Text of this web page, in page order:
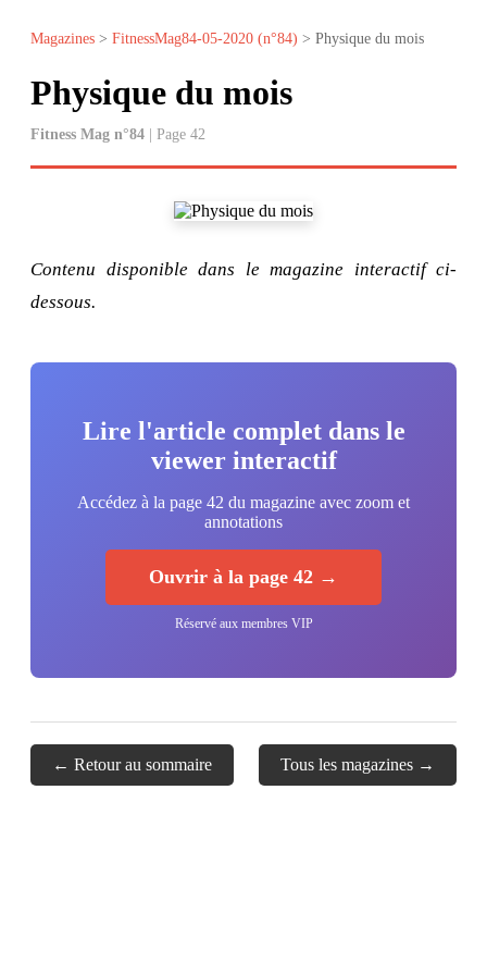
Magazines > FitnessMag84-05-2020 (n°84) > Physique du mois
Physique du mois
Fitness Mag n°84 | Page 42
Contenu disponible dans le magazine interactif ci-
dessous.
Lire l'article complet dans le
viewer interactif
Accédez à la page 42 du magazine avec zoom et
annotations
Ouvrir à la page 42 →
Réservé aux membres VIP
← Retour au sommaire Tous les magazines →